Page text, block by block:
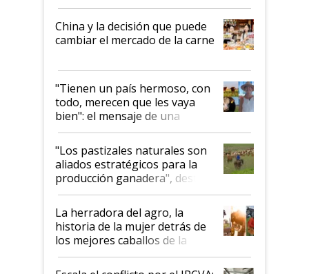
China y la decisión que puede
cambiar el mercado de la carne
"Tienen un país hermoso, con
todo, merecen que les vaya
bien": el mensaje de una
ganadera uruguaya sobre las
oportunidades que se abren
para el agro en Argentina, con
foco en la carne
"Los pastizales naturales son
aliados estratégicos para la
producción ganadera", destaca
la iniciativa que ya reúne a 46
establecimientos en Argentina
La herradora del agro, la
historia de la mujer detrás de
los mejores caballos de la
Argentina y los mitos que
todavía hacen sufrir a estos